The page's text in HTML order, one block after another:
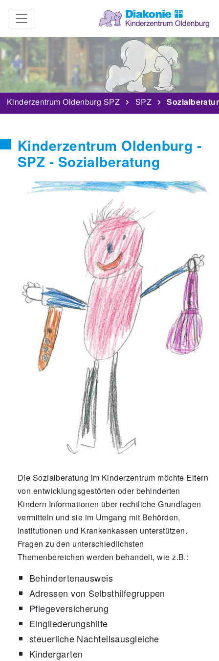
Kinderzentrum Oldenburg SPZ SPZ
Kinderzentrum Oldenburg -
SPZ - Sozialberatung
Die Sozialberatung im Kinderzentrum möchte Eltern
von entwicklungsgestörten oder behinderten
Kindern Informationen über rechtliche Grundlagen
vermitteln und sie im Umgang mit Behörden,
Institutionen und Krankenkassen unterstützen.
Fragen zu den unterschiedlichsten
Themenbereichen werden behandelt, wie z.B.:
Behindertenausweis
Adressen von Selbsthilfegruppen
Pflegeversicherung
Eingliederungshilfe
steuerliche Nachteilsausgleiche
Kindergarten